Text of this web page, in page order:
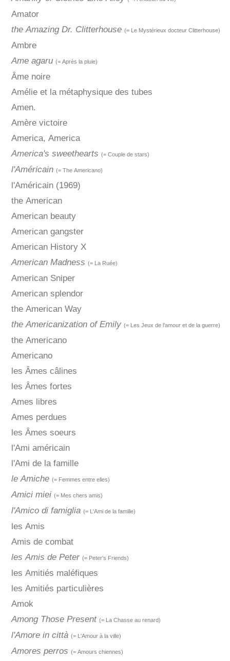
Amator
the Amazing Dr. Clitterhouse (= Le Mystérieux docteur Clitterhouse)
Ambre
Ame agaru (= Après la pluie)
Âme noire
Amélie et la métaphysique des tubes
Amen.
Amère victoire
America, America
America's sweethearts (= Couple de stars)
l'Américain (= The Americano)
l'Américain (1969)
the American
American beauty
American gangster
American History X
American Madness (= La Ruée)
American Sniper
American splendor
the American Way
the Americanization of Emily (= Les Jeux de l'amour et de la guerre)
the Americano
Americano
les Âmes câlines
les Âmes fortes
Ames libres
Ames perdues
les Âmes soeurs
l'Ami américain
l'Ami de la famille
le Amiche (= Femmes entre elles)
Amici miei (= Mes chers amis)
l'Amico di famiglia (= L'Ami de la famille)
les Amis
Amis de combat
les Amis de Peter (= Peter's Friends)
les Amitiés maléfiques
les Amitiés particulières
Amok
Among Those Present (= La Chasse au renard)
l'Amore in città (= L'Amour à la ville)
Amores perros (= Amours chiennes)